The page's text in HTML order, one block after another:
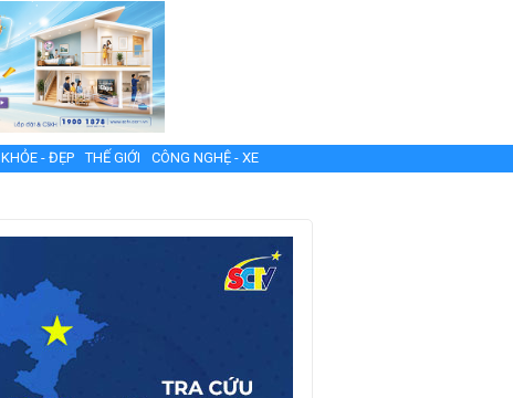
KHỎE - ĐẸP THẾ GIỚI CÔNG NGHỆ - XE